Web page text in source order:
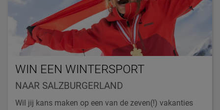
WIN EEN WINTERSPORT
NAAR SALZBURGERLAND
Wil jij kans maken op een van de zeven(!) vakanties